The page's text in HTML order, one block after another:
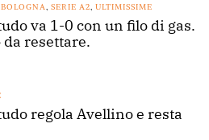
, SERIE A2, ULTIMISSIME
va 1-0 con un filo di gas.
resettare.
regola Avellino e resta